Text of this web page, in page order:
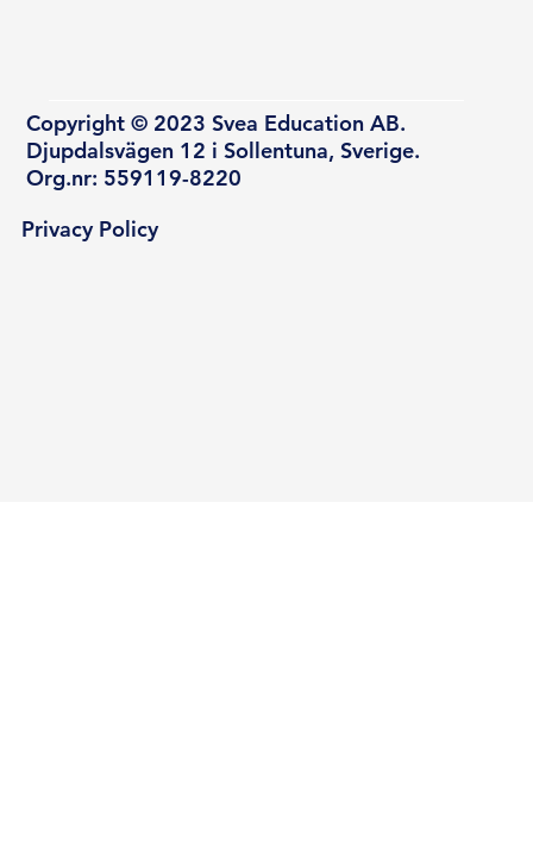
Copyright © 2023 Svea Education AB.
Djupdalsvägen 12 i Sollentuna, Sverige.
Org.nr: 559119-8220
Privacy Policy